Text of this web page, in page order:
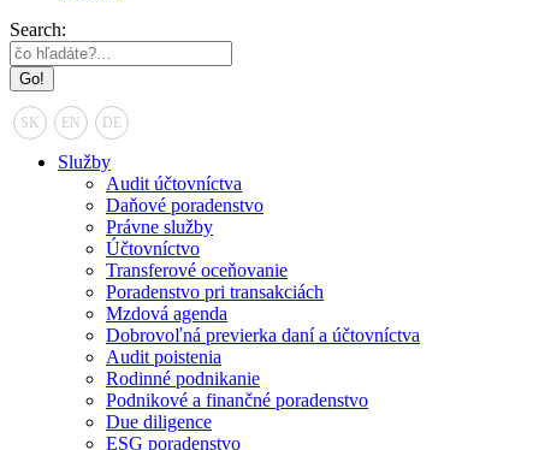
Search:
SK EN DE
Služby
Audit účtovníctva
Daňové poradenstvo
Právne služby
Účtovníctvo
Transferové oceňovanie
Poradenstvo pri transakciách
Mzdová agenda
Dobrovoľná previerka daní a účtovníctva
Audit poistenia
Rodinné podnikanie
Podnikové a finančné poradenstvo
Due diligence
ESG poradenstvo